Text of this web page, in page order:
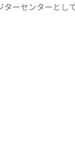
ターセンターとし